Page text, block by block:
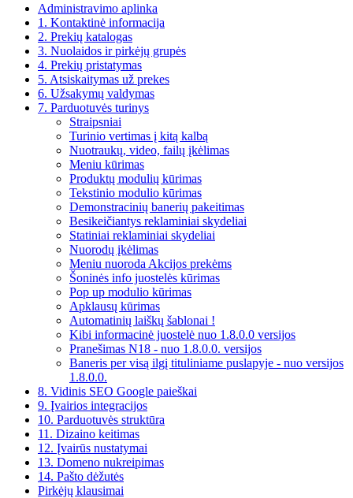
Administravimo aplinka
1. Kontaktinė informacija
2. Prekių katalogas
3. Nuolaidos ir pirkėjų grupės
4. Prekių pristatymas
5. Atsiskaitymas už prekes
6. Užsakymų valdymas
7. Parduotuvės turinys
Straipsniai
Turinio vertimas į kitą kalbą
Nuotraukų, video, failų įkėlimas
Meniu kūrimas
Produktų modulių kūrimas
Tekstinio modulio kūrimas
Demonstracinių banerių pakeitimas
Besikeičiantys reklaminiai skydeliai
Statiniai reklaminiai skydeliai
Nuorodų įkėlimas
Meniu nuoroda Akcijos prekėms
Šoninės info juostelės kūrimas
Pop up modulio kūrimas
Apklausų kūrimas
Automatinių laiškų šablonai !
Kibi informacinė juostelė nuo 1.8.0.0 versijos
Pranešimas N18 - nuo 1.8.0.0. versijos
Baneris per visą ilgį tituliniame puslapyje - nuo versijos
1.8.0.0.
8. Vidinis SEO Google paieškai
9. Įvairios integracijos
10. Parduotuvės struktūra
11. Dizaino keitimas
12. Įvairūs nustatymai
13. Domeno nukreipimas
14. Pašto dėžutės
Pirkėjų klausimai